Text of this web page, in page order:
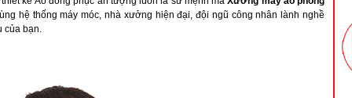
hệ thống máy móc, nhà xưởng hiện đại, đội ngũ công nhân lành nghề
của bạn.